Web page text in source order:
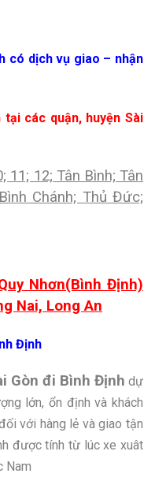
có dịch vụ giao – nhận
các quận, huyện Sài
11; 12; Tân Bình; Tân
Chánh; Thủ Đức;
Nhơn(Bình Định)
Nai, Long An
Định
Gòn đi Bình Định dự
lớn, ổn định và khách
với hàng lẻ và giao tận
được tính từ lúc xe xuât
Nam